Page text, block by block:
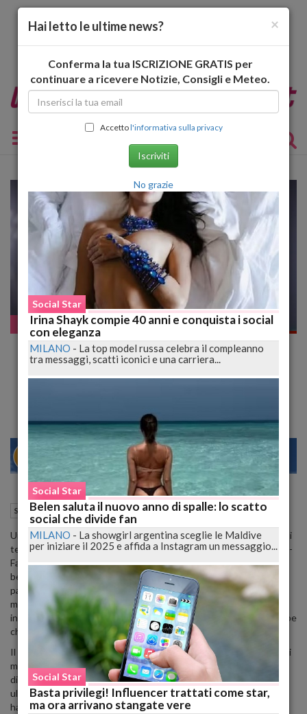
Toggle navigation
Social Star
Morgan sotto accusa: Insulti shock al
concerto, seguite dalle scuse
La sua permanenza a rischio a X-Factor?
MILANO 21 27
Social Star Palermo (PA) 29 Agosto 2023 08:26
Un momento di intrattenimento musicale è diventato una scena di
tensione e polemica quando Morgan, noto cantante e giudice di X-
Factor, ha perso la calma durante un concerto al festival della
bellezza di Selinunte, in Sicilia. La scintilla è stata la richiesta da
parte di uno spettatore di eseguire un brano di Battiato. Da quel
momento, l'ex frontman dei Bluvertigo ha sfoderato una serie di
insulti nei confronti del pubblico, sfociando in dichiarazioni omofobe
che hanno scosso il pubblico presente.
Il momento critico è stato caratterizzato dall'urlo di Morgan "frio di
mea" rivolto ad uno degli spettatori, scatenando una reazione di
disapprovazione da parte del pubblico. La situazione è stata
ulteriormente alimentata dalla continua sfuriata del cantante, che
ha proseguito con insulti e accuse contro gli spettatori,
×
Hai letto le ultime news?
Conferma la tua ISCRIZIONE GRATIS per
continuare a ricevere Notizie, Consigli e Meteo.
Accettol'informativa sulla privacy
Iscriviti
No grazie
Social Star
Irina Shayk compie 40 anni e conquista i social
con eleganza
MILANO - La top model russa celebra il compleanno
tra messaggi, scatti iconici e una carriera...
Social Star
Belen saluta il nuovo anno di spalle: lo scatto
social che divide fan
MILANO - La showgirl argentina sceglie le Maldive
per iniziare il 2025 e affida a Instagram un messaggio...
Social Star
Basta privilegi! Influencer trattati come star,
ma ora arrivano stangate vere